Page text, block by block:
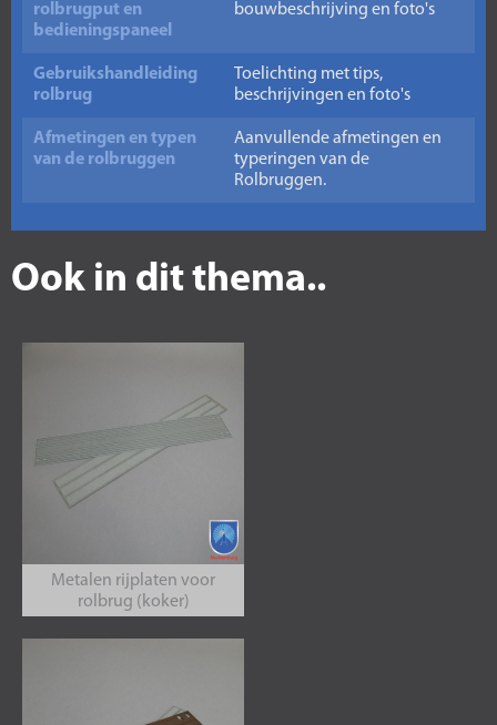
rolbrugput en
bedieningspaneel
bouwbeschrijving en foto's
Gebruikshandleiding
rolbrug
Toelichting met tips,
beschrijvingen en foto's
Afmetingen en typen
van de rolbruggen
Aanvullende afmetingen en
typeringen van de
Rolbruggen.
Ook in dit thema..
Metalen rijplaten voor
rolbrug (koker)